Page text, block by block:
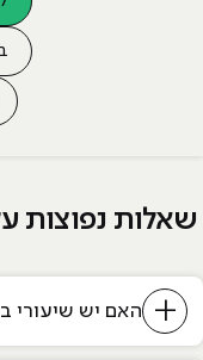
שאלות נפוצות
+ האם יש שיעורי